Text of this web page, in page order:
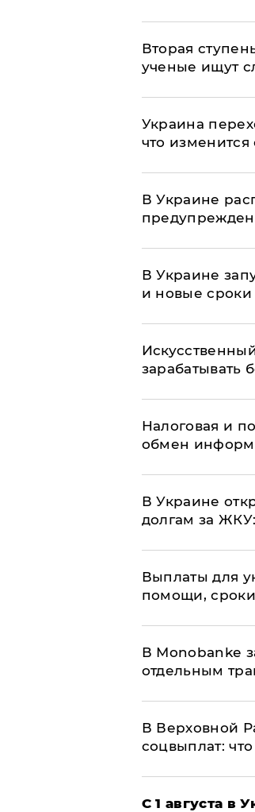
Вторая
ученые ищут
Украина
что
В Украине
В Украине
и новые
зарабатывать
Налоговая и
обмен
В Украине
долгам за ЖКУ:
Выплаты для
помощи,
В Мonobankе
отдельным
В Верховной
соцвыплат:
С 1 августа в